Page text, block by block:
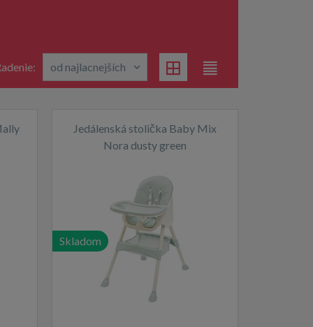
Jedálenská stolička Baby Mix
Nora dusty green
Skladom